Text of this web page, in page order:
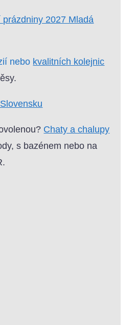
prázdniny 2027 Mladá
nebo kvalitních kolejnic
Chaty a chalupy
s bazénem nebo na